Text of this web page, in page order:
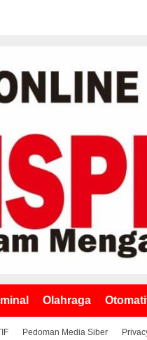
Olahraga
Pedoman Media Siber